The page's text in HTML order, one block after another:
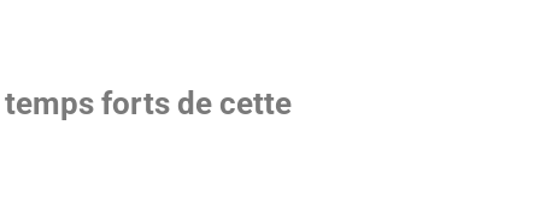
temps forts de cette